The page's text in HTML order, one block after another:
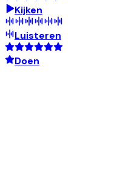
Kijken
Luisteren
Doen